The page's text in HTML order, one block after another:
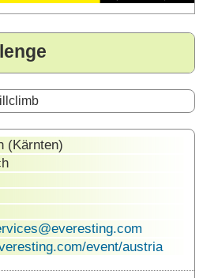
(Kärnten)
event/austria